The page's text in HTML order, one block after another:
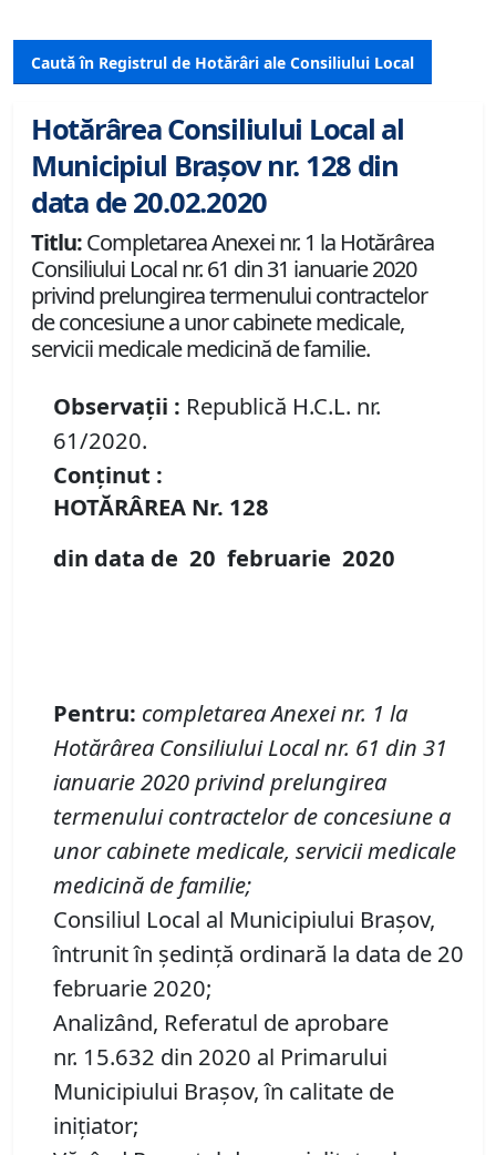
Caută în Registrul de Hotărâri ale Consiliului Local
Hotărârea Consiliului Local al
Municipiul Brașov nr. 128 din
data de 20.02.2020
Titlu:Completarea Anexei nr. 1 la Hotărârea
Consiliului Local nr. 61 din 31 ianuarie 2020
privind prelungirea termenului contractelor
de concesiune a unor cabinete medicale,
servicii medicale medicină de familie.
Observații : Republică H.C.L. nr.
61/2020.
Conținut :
HOTĂRÂREA Nr. 128
din data de 20 februarie 2020
Pentru: completarea Anexei nr. 1 la
Hotărârea Consiliului Local nr. 61 din 31
ianuarie 2020 privind prelungirea
termenului contractelor de concesiune a
unor cabinete medicale, servicii medicale
medicină de familie;
Consiliul Local al Municipiului Brașov,
întrunit în ședință ordinară la data de 20
februarie 2020;
Analizând, Referatul de aprobare
nr. 15.632 din 2020 al Primarului
Municipiului Brașov, în calitate de
iniţiator;